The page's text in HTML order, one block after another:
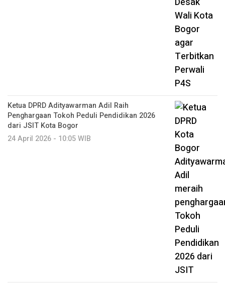
Ketua DPRD Adityawarman Adil Raih
Penghargaan Tokoh Peduli Pendidikan 2026
dari JSIT Kota Bogor
24 April 2026 - 10:05 WIB